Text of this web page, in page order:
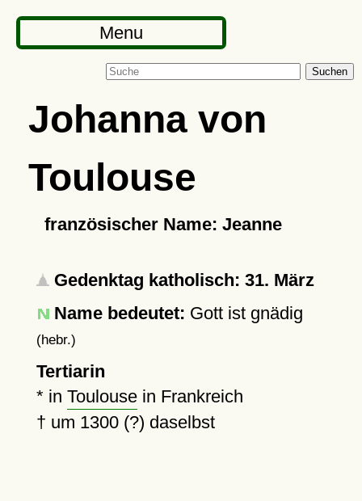
Menu
Suchen
Johanna von
Toulouse
französischer Name: Jeanne
Gedenktag katholisch: 31. März
Name bedeutet: Gott ist gnädig
(hebr.)
Tertiarin
* in Toulousein Frankreich
† um 1300 (?) daselbst